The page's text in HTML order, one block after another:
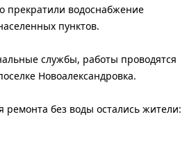
прекратили водоснабжение
пунктов.
службы, работы проводятся
Новоалександровка.
без воды остались жители: